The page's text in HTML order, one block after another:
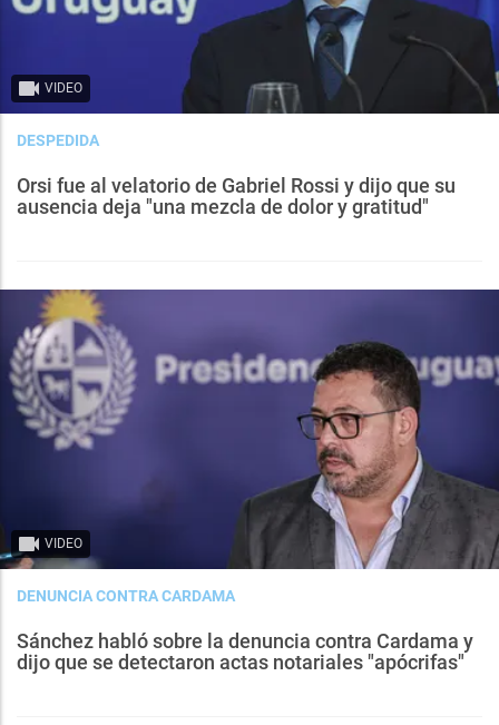
VIDEO
DESPEDIDA
Orsi fue al velatorio de Gabriel Rossi y dijo que su
ausencia deja "una mezcla de dolor y gratitud"
VIDEO
DENUNCIA CONTRA CARDAMA
Sánchez habló sobre la denuncia contra Cardama y
dijo que se detectaron actas notariales "apócrifas"